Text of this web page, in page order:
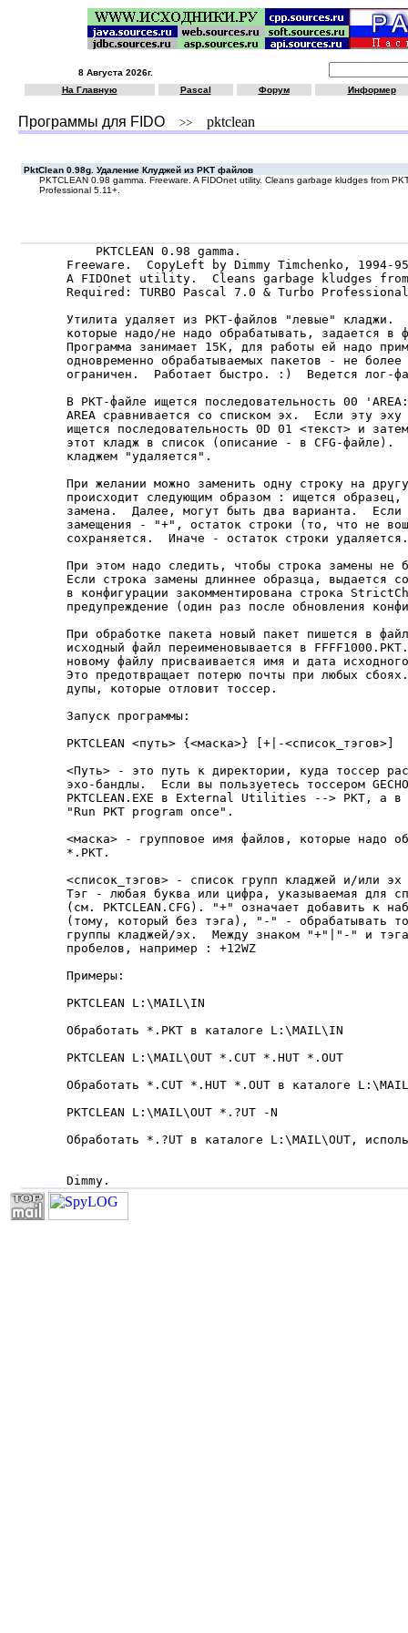
8 Августа 2026г.
На Главную
Pascal Форум Информер
Программы для FIDO >> pktclean
PktClean 0.98g. Удаление Клуджей из PKT файлов
PKTCLEAN 0.98 gamma. Freeware. A FIDOnet utility. Cleans garbage kludges from
Professional 5.11+.
    PKTCLEAN 0.98 gamma.
Freeware.  CopyLeft by Dimmy Timchenko, 1994-
A FIDOnet utility.  Cleans garbage kludges
Required: TURBO Pascal 7.0 & Turbo
Утилита удаляет из PKT-файлов "левые" кладжи.
которые надо/не надо обрабатывать, задается в
Программа занимает 15К, для работы ей надо
одновременно обрабатываемых пакетов - не
ограничен.  Работает быстро. :)  Ведется лог-
В PKT-файле ищется последовательность 00
AREA сравнивается со списком эх.  Если эту эху
ищется последовательность 0D 01 <текст> и
этот кладж в список (описание - в CFG-файле).
кладжем "удаляется".
При желании можно заменить одну строку на
происходит следующим образом : ищется
замена.  Далее, могут быть два варианта.  Если
замещения - "+", остаток строки (то, что не
сохраняется.  Иначе - остаток строки удаляется.
При этом надо следить, чтобы строка замены не
Если строка замены длиннее образца, выдается
в конфигурации закомментирована строка
предупреждение (один раз после обновления
При обработке пакета новый пакет пишется в
исходный файл переименовывается в
новому файлу присваивается имя и дата
Это предотвращает потерю почты при любых
дупы, которые отловит тоссер.
Запуск программы:
PKTCLEAN <путь> {<маска>} [+|-<список_тэгов>]
<Путь> - это путь к директории, куда тоссер
эхо-бандлы.  Если вы пользуетесь тоссером
PKTCLEAN.EXE в External Utilities --> PKT, а
"Run PKT program once".
<маска> - групповое имя файлов, которые надо
*.PKT.
<список_тэгов> - список групп кладжей и/или эх
Тэг - любая буква или цифра, указываемая для
(см. PKTCLEAN.CFG). "+" означает добавить к
(тому, который без тэга), "-" - обрабатывать
группы кладжей/эх.  Между знаком "+"|"-" и
пробелов, например : +12WZ
Примеры:
PKTCLEAN L:\MAIL\IN
Обработать *.PKT в каталоге L:\MAIL\IN
PKTCLEAN L:\MAIL\OUT *.CUT *.HUT *.OUT
Обработать *.CUT *.HUT *.OUT в каталоге
PKTCLEAN L:\MAIL\OUT *.?UT -N
Обработать *.?UT в каталоге L:\MAIL\OUT,
Dimmy.